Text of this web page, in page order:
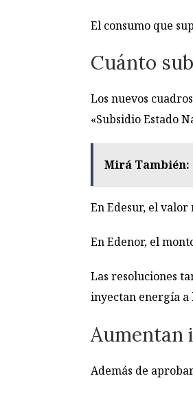
El consumo que
Cuánto
Los nuevos
«Subsidio Estado
Mirá También:
En Edesur, el
En Edenor, el
Las resoluciones
inyectan energía a
Aumentan
Además de